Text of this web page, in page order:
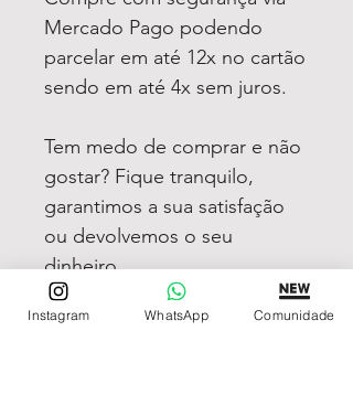
Mercado Pago podendo
parcelar em até 12x no cartão
sendo em até 4x sem juros.
Tem medo de comprar e não
gostar? Fique tranquilo,
garantimos a sua satisfação
ou devolvemos o seu
dinheiro
Instagram WhatsApp Comunidade